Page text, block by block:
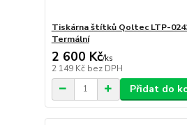
Tiskárna štítků Qoltec LTP-
Termální
2 600 Kč/ks
2 149 Kč bez DPH
Přidat do